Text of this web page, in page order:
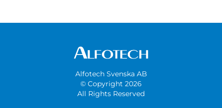
Alfotech Svenska AB
© Copyright 2026
All Rights Reserved